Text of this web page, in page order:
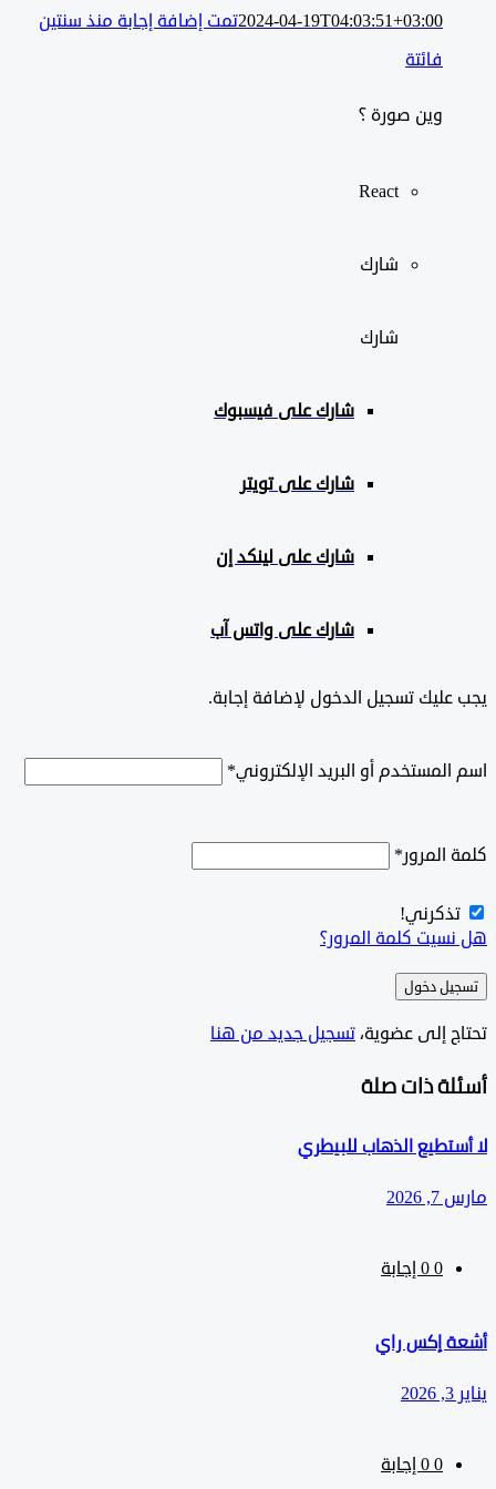
2024-04-19T04:03:51+03:00تمت إضافة إجابة منذ سنتين
وين صورة ؟
React
شارك
شارك علىفيسبوك
شارك على تويتر
شارك على لينكد إن
شارك على واتس آب
تسجيل الدخول لإضافة إجابة.
أو البريد الإلكتروني*
*
كلمة المرور؟
دخول
إلى عضوية،‫تسجيل جديد من هنا
ذات صلة
الذهاب للبيطري
إكس راي